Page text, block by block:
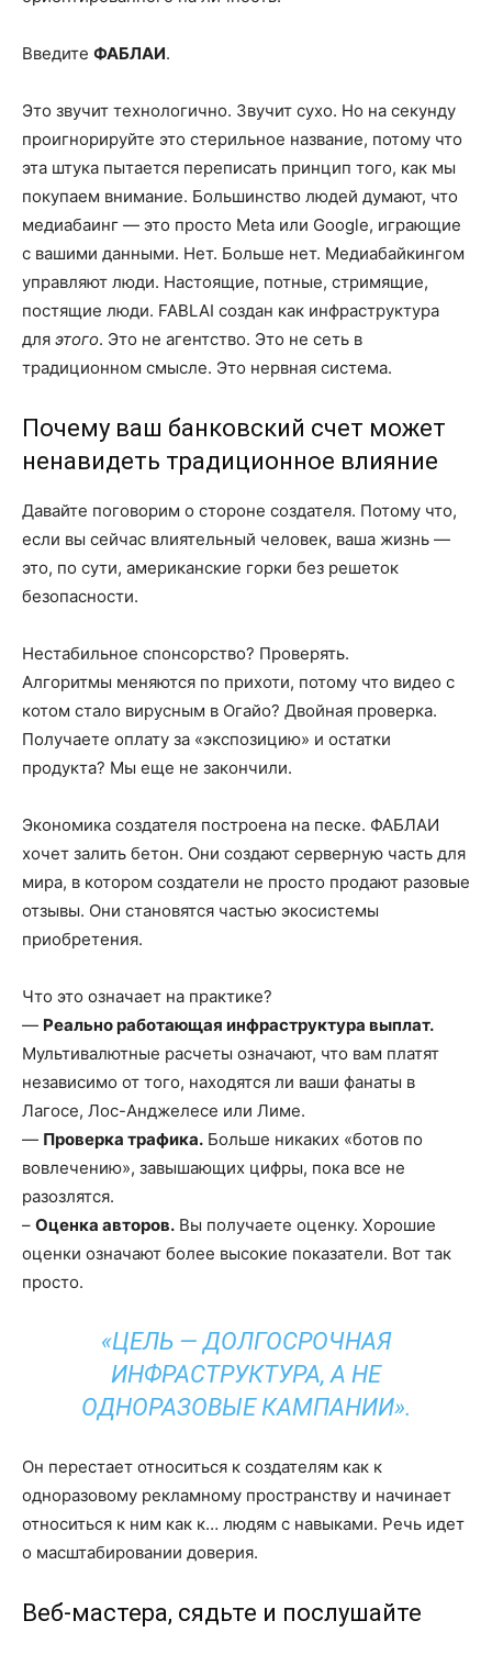
Введите ФАБЛАИ.
Это звучит технологично. Звучит сухо. Но на секунду
проигнорируйте это стерильное название, потому что
эта штука пытается переписать принцип того, как мы
покупаем внимание. Большинство людей думают, что
медиабаинг — это просто Meta или Google, играющие
с вашими данными. Нет. Больше нет. Медиабайкингом
управляют люди. Настоящие, потные, стримящие,
постящие люди. FABLAI создан как инфраструктура
для этого. Это не агентство. Это не сеть в
традиционном смысле. Это нервная система.
Почему ваш банковский счет может
ненавидеть традиционное влияние
Давайте поговорим о стороне создателя. Потому что,
если вы сейчас влиятельный человек, ваша жизнь —
это, по сути, американские горки без решеток
безопасности.
Нестабильное спонсорство? Проверять.
Алгоритмы меняются по прихоти, потому что видео с
котом стало вирусным в Огайо? Двойная проверка.
Получаете оплату за «экспозицию» и остатки
продукта? Мы еще не закончили.
Экономика создателя построена на песке. ФАБЛАИ
хочет залить бетон. Они создают серверную часть для
мира, в котором создатели не просто продают разовые
отзывы. Они становятся частью экосистемы
приобретения.
Что это означает на практике?
— Реально работающая инфраструктура выплат.
Мультивалютные расчеты означают, что вам платят
независимо от того, находятся ли ваши фанаты в
Лагосе, Лос-Анджелесе или Лиме.
— Проверка трафика. Больше никаких «ботов по
вовлечению», завышающих цифры, пока все не
разозлятся.
– Оценка авторов. Вы получаете оценку. Хорошие
оценки означают более высокие показатели. Вот так
просто.
«ЦЕЛЬ — ДОЛГОСРОЧНАЯ
ИНФРАСТРУКТУРА, А НЕ
ОДНОРАЗОВЫЕ КАМПАНИИ».
Он перестает относиться к создателям как к
одноразовому рекламному пространству и начинает
относиться к ним как к… людям с навыками. Речь идет
о масштабировании доверия.
Веб-мастера, сядьте и послушайте